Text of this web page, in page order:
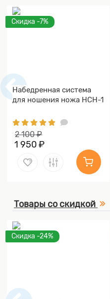
Скидка -7%
Набедренная система
для ношения ножа НСН-1
2 100 ₽
1 950 ₽
Товары со скидкой
Скидка -24%